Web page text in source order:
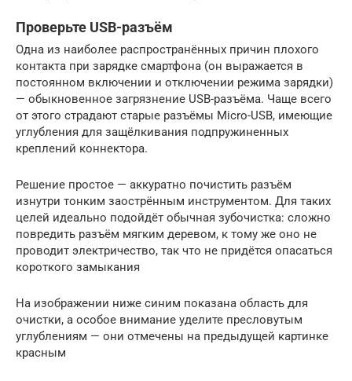
Проверьте USB-разъём
Одна из наиболее распространённых причин плохого
контакта при зарядке смартфона (он выражается в
постоянном включении и отключении режима зарядки)
— обыкновенное загрязнение USB-разъёма. Чаще всего
от этого страдают старые разъёмы Micro-USB, имеющие
углубления для защёлкивания подпружиненных
креплений коннектора.
Решение простое — аккуратно почистить разъём
изнутри тонким заострённым инструментом. Для таких
целей идеально подойдёт обычная зубочистка: сложно
повредить разъём мягким деревом, к тому же оно не
проводит электричество, так что не придётся опасаться
короткого замыкания
На изображении ниже синим показана область для
очистки, а особое внимание уделите пресловутым
углублениям — они отмечены на предыдущей картинке
красным